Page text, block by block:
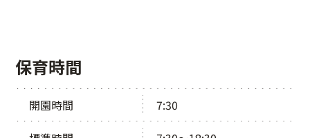
保育時間
開園時間
7:30